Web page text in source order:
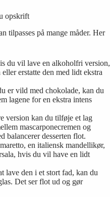
opskrift
tilpasses på mange måder. Her
du vil lave en alkoholfri version,
erstatte den med lidt ekstra
er vild med chokolade, kan du
lagene for en ekstra intens
version kan du tilføje et lag
mascarponecremen og
balancerer desserten flot.
en italiensk mandellikør,
hvis du vil have en lidt
lave den i et stort fad, kan du
Det ser flot ud og gør